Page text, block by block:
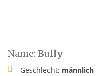
Name: Bully
Geschlecht: männlich